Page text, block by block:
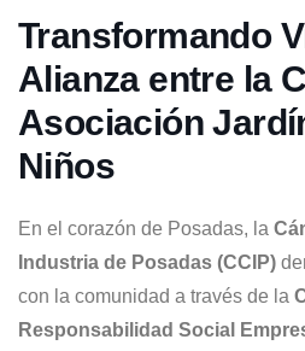
Transformando
Alianza entre la
Asociación
Niños
En el corazón de Posadas, la
Industria de Posadas (CCIP)
con la comunidad a través de la
Responsabilidad Social